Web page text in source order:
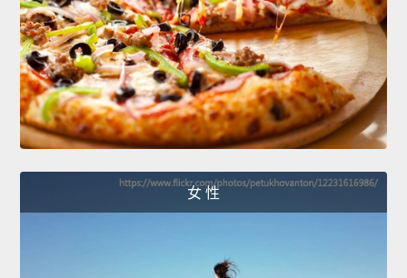
女 性